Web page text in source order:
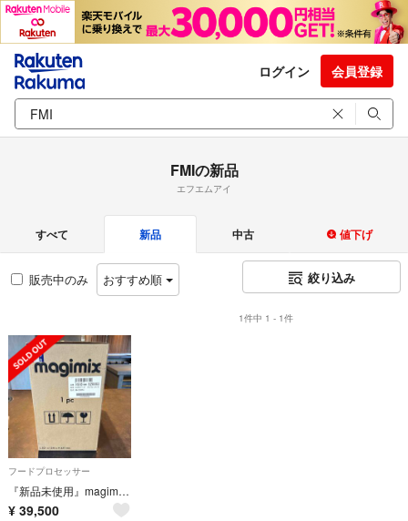
ログイン 会員登録
FMIの新品
エフエムアイ
すべて 新品 中古 値下げ
販売中のみ おすすめ順 絞り込み
1件中 1 - 1件
フードプロセッサー
『新品未使用』magimix Fシリーズ フードプロセッサー RM-3200FA
¥ 39,500